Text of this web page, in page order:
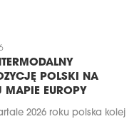
POLSKI NA
MAPIE EUROPY
2026 roku polska kolej